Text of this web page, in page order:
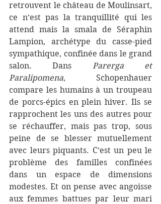
retrouvent le château de Moulinsart,
ce n’est pas la tranquillité qui les
attend mais la smala de Séraphin
Lampion, archétype du casse-pied
sympathique, confinée dans le grand
salon. Dans Parerga et
Paralipomena, Schopenhauer
compare les humains à un troupeau
de porcs-épics en plein hiver. Ils se
rapprochent les uns des autres pour
se réchauffer, mais pas trop, sous
peine de se blesser mutuellement
avec leurs piquants. C’est un peu le
problème des familles confinées
dans un espace de dimensions
modestes. Et on pense avec angoisse
aux femmes battues par leur mari